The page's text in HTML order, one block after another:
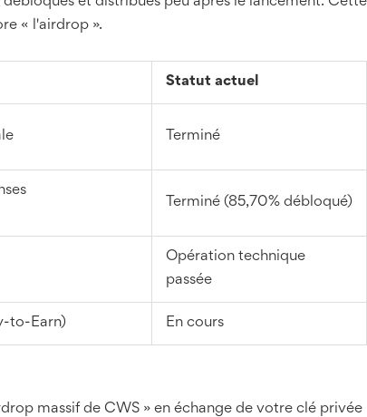
« l'airdrop ».
Statut actuel
Terminé
Terminé (85,70% débloqué)
Opération technique
passée
to-Earn) En cours
massif de CWS » en échange de votre clé privée